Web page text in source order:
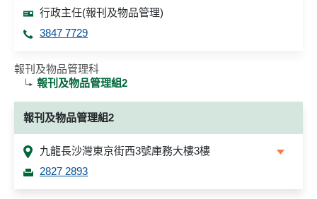
行政主任(報刊及物品管理)
3847 7729
報刊及物品管理科
報刊及物品管理組2
報刊及物品管理組2
九龍長沙灣東京街西3號庫務大樓3樓
2827 2893